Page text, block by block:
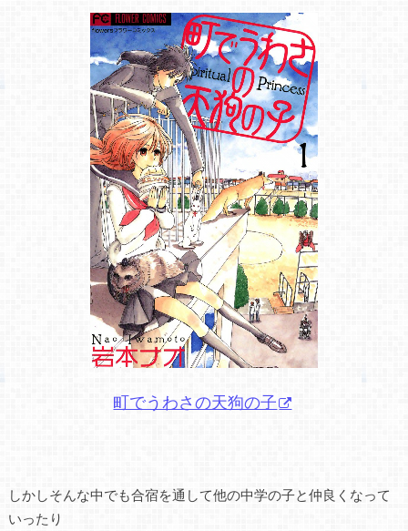
町でうわさの天狗の子
しかしそんな中でも合宿を通して他の中学の子と仲良くなって
いったり